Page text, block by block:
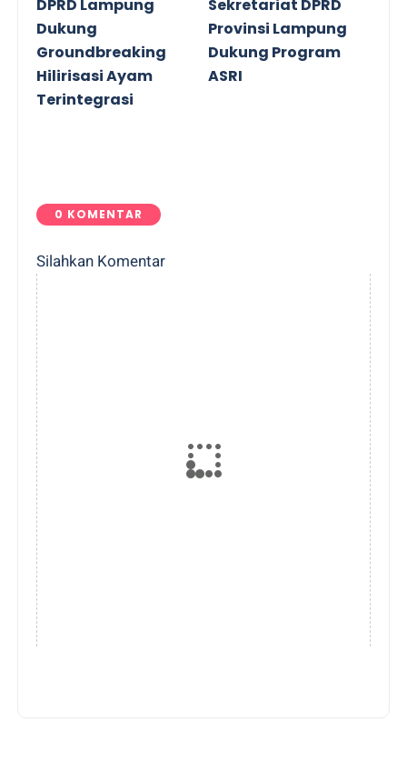
DPRD Lampung
Dukung
Groundbreaking
Hilirisasi Ayam
Terintegrasi
Sekretariat DPRD
Provinsi Lampung
Dukung Program
ASRI
0 KOMENTAR
Silahkan Komentar